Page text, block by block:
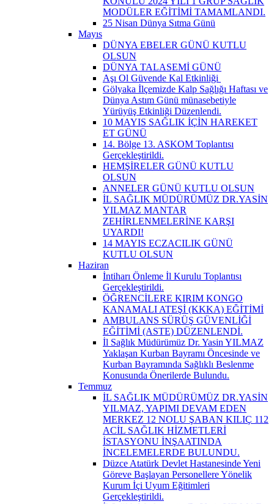
MODÜLER EĞİTİMİ TAMAMLANDI.
25 Nisan Dünya Sıtma Günü
Mayıs
DÜNYA EBELER GÜNÜ KUTLU
OLSUN
DÜNYA TALASEMİ GÜNÜ
Aşı Ol Güvende Kal Etkinliği ​
Gölyaka İlçemizde Kalp Sağlığı Haftası ve
Dünya Astım Günü münasebetiyle
Yürüyüş Etkinliği Düzenlendi.
10 MAYIS SAĞLIK İÇİN HAREKET
ET GÜNÜ
14. Bölge 13. ASKOM Toplantısı
Gerçekleştirildi.
HEMŞİRELER GÜNÜ KUTLU
OLSUN
ANNELER GÜNÜ KUTLU OLSUN
İL SAĞLIK MÜDÜRÜMÜZ DR.YASİN
YILMAZ MANTAR
ZEHİRLENMELERİNE KARŞI
UYARDI!
14 MAYIS ECZACILIK GÜNÜ
KUTLU OLSUN
Haziran
İntiharı Önleme İl Kurulu Toplantısı
Gerçekleştirildi.
ÖĞRENCİLERE KIRIM KONGO
KANAMALI ATEŞİ (KKKA) EĞİTİMİ
AMBULANS SÜRÜŞ GÜVENLİĞİ
EĞİTİMİ (ASTE) DÜZENLENDİ.
İl Sağlık Müdürümüz Dr. Yasin YILMAZ
Yaklaşan Kurban Bayramı Öncesinde ve
Kurban Bayramında Sağlıklı Beslenme
Konusunda Önerilerde Bulundu.
Temmuz
İL SAĞLIK MÜDÜRÜMÜZ DR.YASİN
YILMAZ, YAPIMI DEVAM EDEN
MERKEZ 12 NOLU ŞABAN KILIÇ 112
ACİL SAĞLIK HİZMETLERİ
İSTASYONU İNŞAATINDA
İNCELEMELERDE BULUNDU.
Düzce Atatürk Devlet Hastanesinde Yeni
Göreve Başlayan Personellere Yönelik
Kurum İçi Uyum Eğitimleri
Gerçekleştirildi.